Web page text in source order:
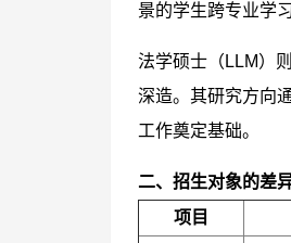
景的学生跨专业学
法学硕士（LLM）
深造。其研究方向
工作奠定基础。
二、招生对象的差
项目